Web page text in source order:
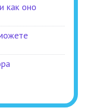
как оно